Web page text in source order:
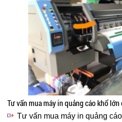
Tư vấn mua máy in quảng cáo khổ lớn
Tư vấn mua máy in quảng